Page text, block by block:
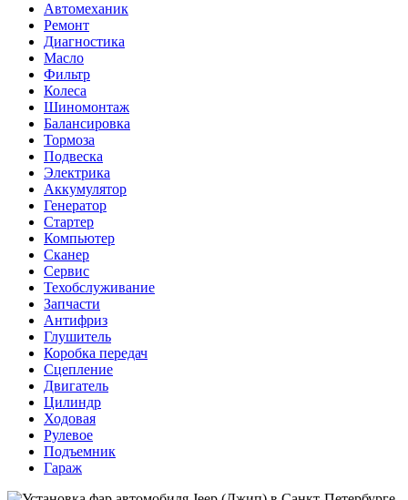
Автомеханик
Ремонт
Диагностика
Масло
Фильтр
Колеса
Шиномонтаж
Балансировка
Тормоза
Подвеска
Электрика
Аккумулятор
Генератор
Стартер
Компьютер
Сканер
Сервис
Техобслуживание
Запчасти
Антифриз
Глушитель
Коробка передач
Сцепление
Двигатель
Цилиндр
Ходовая
Рулевое
Подъемник
Гараж